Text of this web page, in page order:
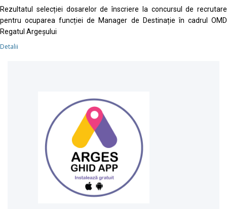
Rezultatul selecției dosarelor de înscriere la concursul de recrutare
pentru ocuparea funcției de Manager de Destinație în cadrul OMD
Regatul Argeșului
Detalii